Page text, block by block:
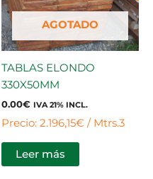
AGOTADO
TABLAS ELONDO
330X50MM
0.00€ IVA 21% INCL.
Precio: 2.196,15€ / Mtrs.3
Leer más